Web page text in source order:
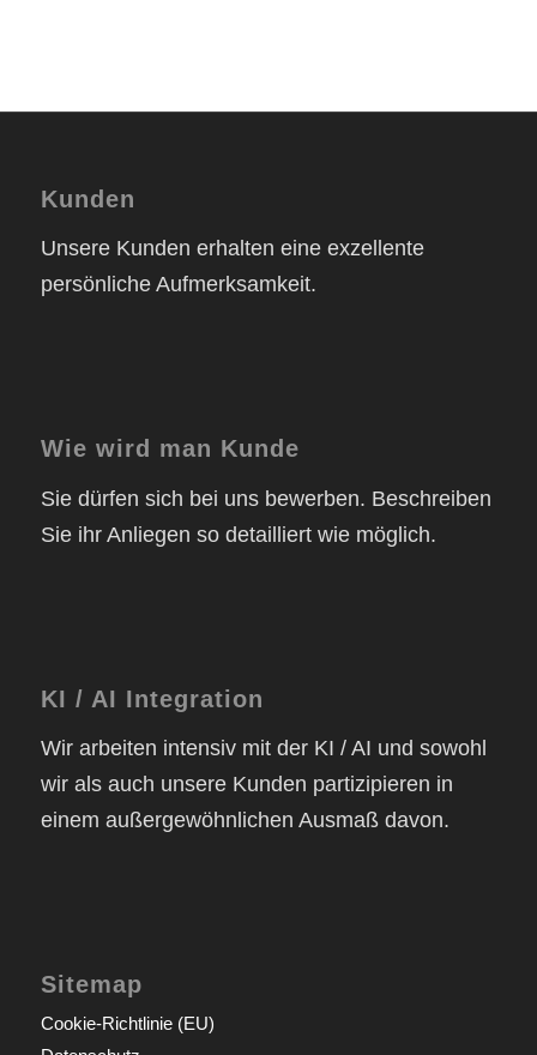
Kunden
Unsere Kunden erhalten eine exzellente
persönliche Aufmerksamkeit.
Wie wird man Kunde
Sie dürfen sich bei uns bewerben. Beschreiben
Sie ihr Anliegen so detailliert wie möglich.
KI / AI Integration
Wir arbeiten intensiv mit der KI / AI und sowohl
wir als auch unsere Kunden partizipieren in
einem außergewöhnlichen Ausmaß davon.
Sitemap
Cookie-Richtlinie (EU)